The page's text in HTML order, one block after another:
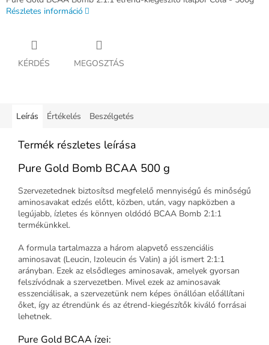
Részletes információ
KÉRDÉS MEGOSZTÁS
Leírás Értékelés Beszélgetés
Termék részletes leírása
Pure Gold Bomb BCAA 500 g
Szervezetednek biztosítsd megfelelő mennyiségű és minőségű
aminosavakat edzés előtt, közben, után, vagy napközben a
legújabb, ízletes és könnyen oldódó BCAA Bomb 2:1:1
termékünkkel.
A formula tartalmazza a három alapvető esszenciális
aminosavat (Leucin, Izoleucin és Valin) a jól ismert 2:1:1
arányban. Ezek az elsődleges aminosavak, amelyek gyorsan
felszívódnak a szervezetben. Mivel ezek az aminosavak
esszenciálisak, a szervezetünk nem képes önállóan előállítani
őket, így az étrendünk és az étrend-kiegészítők kiváló forrásai
lehetnek.
Pure Gold BCAA ízei: